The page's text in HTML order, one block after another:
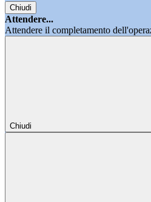
Chiudi
Attendere...
Attendere il completamento
Chiudi